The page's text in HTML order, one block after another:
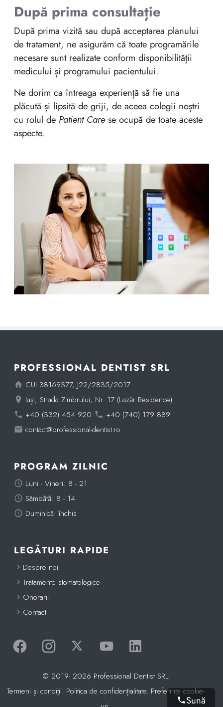
După prima consultație
După prima vizită sau după acceptarea planului
de tratament, ne asigurăm că toate programările
necesare sunt realizate conform disponibilității
medicului și programului pacientului.
Ne dorim ca întreaga experiență să fie una
plăcută și lipsită de griji, de aceea colegii noștri
cu rolul de Patient Care se ocupă de toate aceste
aspecte.
PROFESSIONAL DENTIST SRL
CUI 38169377, J22/2835/2017
Iași, Strada Zimbrului, Nr. 17 (Lazăr Residence)
+40 (332) 454 920
+40 (740) 179 889
contact@professional-dentist.ro
PROGRAM ZILNIC
Luni - Vineri: 8 - 21
Sâmbătă: 8 - 14
Duminică: închis
LEGĂTURI RAPIDE
Despre noi
Tratamente stomatologice
Onorarii
Contact
FacebookInstagramTwitter (X)Canal de Youtube
© 2019- 2026 Professional Dentist SRL
Termeni și condiții. Politica de confidențialitate. Preferințe cookie-
Sună